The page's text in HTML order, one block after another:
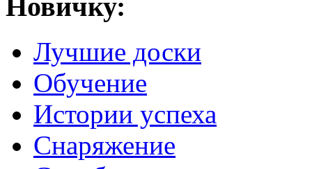
Новичку:
Лучшие доски
Обучение
Истории успеха
Снаряжение